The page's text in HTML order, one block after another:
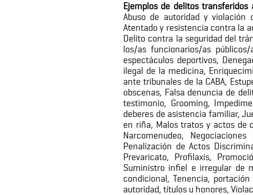
Ejemplos de delitos
Abuso de autoridad y violación
Atentado y resistencia contra la
Delito contra la seguridad del
los/as funcionarios/as
espectáculos deportivos,
ilegal de la medicina,
ante tribunales de la CABA,
obscenas, Falsa denuncia de
testimonio, Grooming,
deberes de asistencia familiar,
en riña, Malos tratos y actos de
Narcomenudeo,
Penalización de Actos
Prevaricato, Profilaxis,
Suministro infiel e irregular de
condicional, Tenencia,
autoridad, títulos u honores,